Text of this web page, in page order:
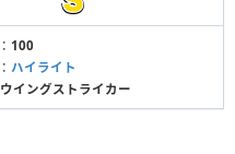
： 100
： ハイライト
ウイングストライカー